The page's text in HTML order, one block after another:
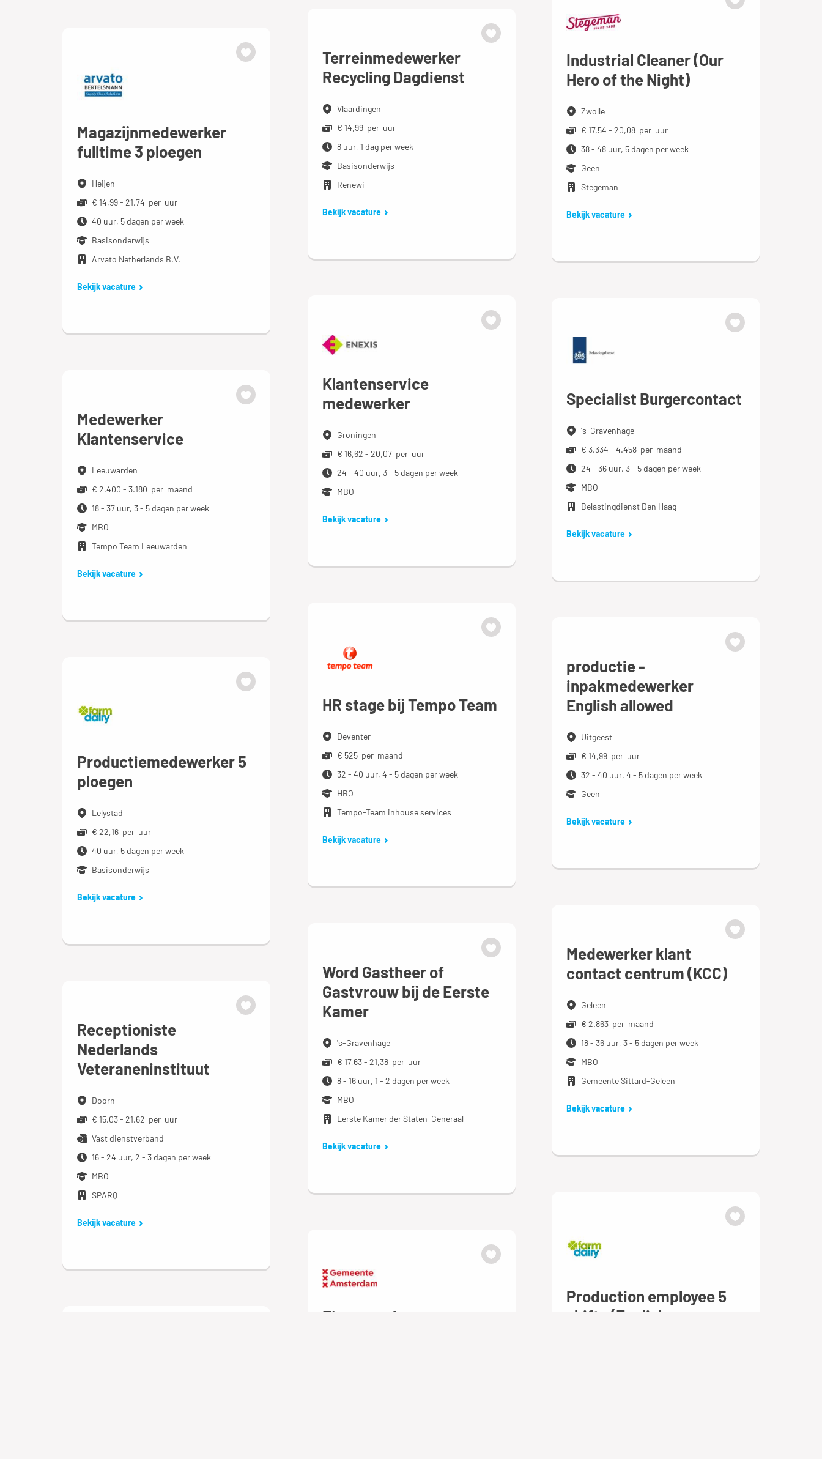
Industrial Cleaner (Our
Hero of the Night)
Zwolle
€ 17,54 - 20,08 per uur
38 - 48 uur, 5 dagen per week
Geen
Stegeman
Bekijk vacature
Terreinmedewerker
Recycling Dagdienst
Vlaardingen
€ 14,99 per uur
8 uur, 1 dag per week
Basisonderwijs
Renewi
Bekijk vacature
Magazijnmedewerker
fulltime 3 ploegen
Heijen
€ 14,99 - 21,74 per uur
40 uur, 5 dagen per week
Basisonderwijs
Arvato Netherlands B.V.
Bekijk vacature
Klantenservice
medewerker
Groningen
€ 16,62 - 20,07 per uur
24 - 40 uur, 3 - 5 dagen per week
MBO
Bekijk vacature
Specialist Burgercontact
's-Gravenhage
€ 3.334 - 4.458 per maand
24 - 36 uur, 3 - 5 dagen per week
MBO
Belastingdienst Den Haag
Bekijk vacature
Medewerker
Klantenservice
Leeuwarden
€ 2.400 - 3.180 per maand
18 - 37 uur, 3 - 5 dagen per week
MBO
Tempo Team Leeuwarden
Bekijk vacature
HR stage bij Tempo Team
Deventer
€ 525 per maand
32 - 40 uur, 4 - 5 dagen per week
HBO
Tempo-Team inhouse services
Bekijk vacature
productie -
inpakmedewerker
English allowed
Uitgeest
€ 14,99 per uur
32 - 40 uur, 4 - 5 dagen per week
Geen
Bekijk vacature
Productiemedewerker 5
ploegen
Lelystad
€ 22,16 per uur
40 uur, 5 dagen per week
Basisonderwijs
Bekijk vacature
Medewerker klant
contact centrum (KCC)
Geleen
€ 2.863 per maand
18 - 36 uur, 3 - 5 dagen per week
MBO
Gemeente Sittard-Geleen
Bekijk vacature
Word Gastheer of
Gastvrouw bij de Eerste
Kamer
's-Gravenhage
€ 17,63 - 21,38 per uur
8 - 16 uur, 1 - 2 dagen per week
MBO
Eerste Kamer der Staten-Generaal
Bekijk vacature
Receptioniste
Nederlands
Veteraneninstituut
Doorn
€ 15,03 - 21,62 per uur
Vast dienstverband
16 - 24 uur, 2 - 3 dagen per week
MBO
SPARQ
Bekijk vacature
Production employee 5
shifts (English
Fietscoach